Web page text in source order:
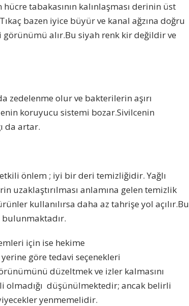
tabakasının kalınlaşması derinin üst
bazen iyice büyür ve kanal ağzına doğru
alır.Bu siyah renk kir değildir ve
zedelenme olur ve bakterilerin aşırı
koruyucu sistemi bozar.Sivilcenin
da artar.
etkili önlem ; iyi bir deri temizliğidir. Yağlı
uzaklaştırılması anlamına gelen temizlik
kullanılırsa daha az tahrişe yol açılır.Bu
için ise hekime
göre tedavi seçenekleri
düzeltmek ve izler kalmasını
olmadığı düşünülmektedir; ancak belirli
yenmemelidir.